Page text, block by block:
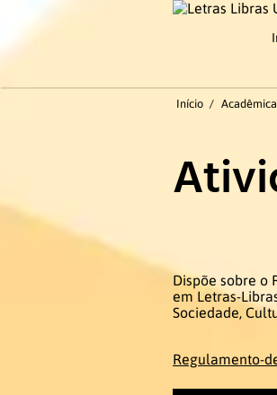
Início / Acadêmica
Dispõe sobre o
em Letras-
Sociedade,
Regulamento-